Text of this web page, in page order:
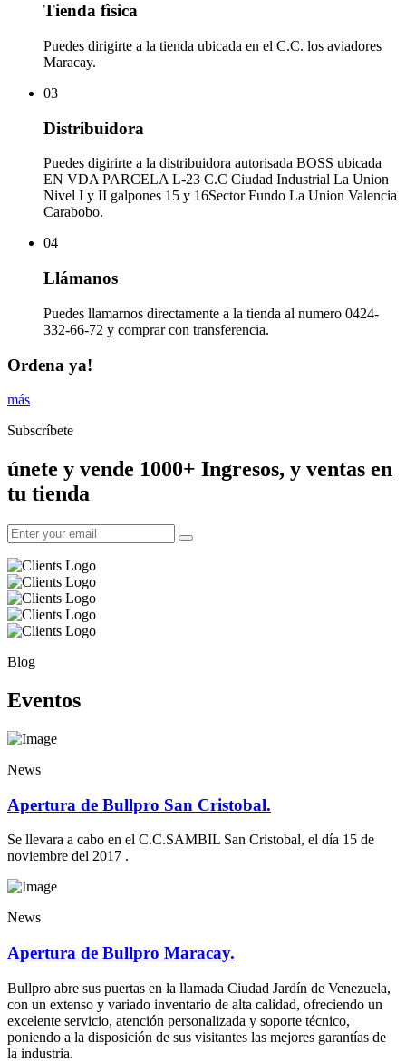
Tienda fìsica
Puedes dirigirte a la tienda ubicada en el C.C. los aviadores
Maracay.
03
Distribuidora
Puedes digirirte a la distribuidora autorisada BOSS ubicada
EN VDA PARCELA L-23 C.C Ciudad Industrial La Union
Nivel I y II galpones 15 y 16Sector Fundo La Union Valencia
Carabobo.
04
Llámanos
Puedes llamarnos directamente a la tienda al numero 0424-
332-66-72 y comprar con transferencia.
Ordena ya!
más
Subscríbete
únete y vende 1000+ Ingresos, y ventas en
tu tienda
Blog
Eventos
News
Apertura de Bullpro San Cristobal.
Se llevara a cabo en el C.C.SAMBIL San Cristobal, el día 15 de
noviembre del 2017 .
News
Apertura de Bullpro Maracay.
Bullpro abre sus puertas en la llamada Ciudad Jardín de Venezuela,
con un extenso y variado inventario de alta calidad, ofreciendo un
excelente servicio, atención personalizada y soporte técnico,
poniendo a la disposición de sus visitantes las mejores garantías de
la industria.